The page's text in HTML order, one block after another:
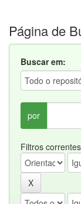
Página de
Buscar em:
por
Filtros